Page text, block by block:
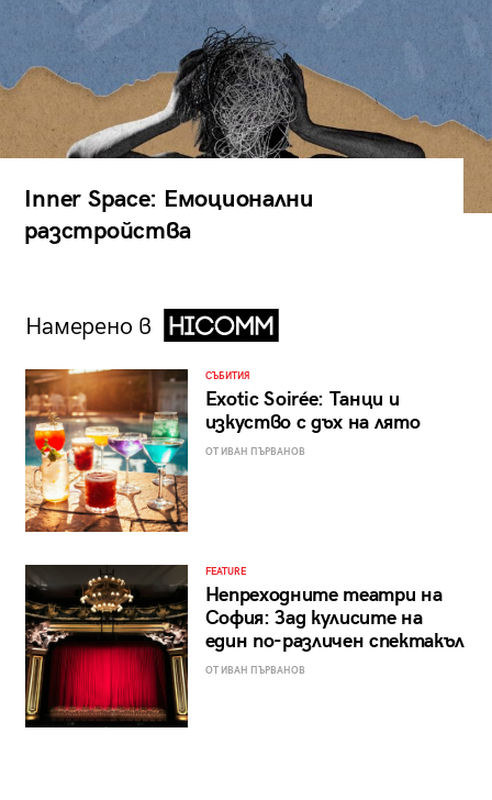
Inner Space: Емоционални
разстройства
Намерено в
СЪБИТИЯ
Exotic Soirée: Танци и
изкуство с дъх на лято
ОТ ИВАН ПЪРВАНОВ
FEATURE
Непреходните театри на
София: Зад кулисите на
един по-различен спектакъл
ОТ ИВАН ПЪРВАНОВ